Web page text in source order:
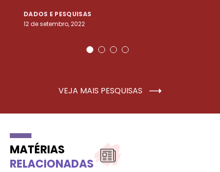
DADOS E PESQUISAS
12 de setembro, 2022
VEJA MAIS PESQUISAS
MATÉRIAS
RELACIONADAS